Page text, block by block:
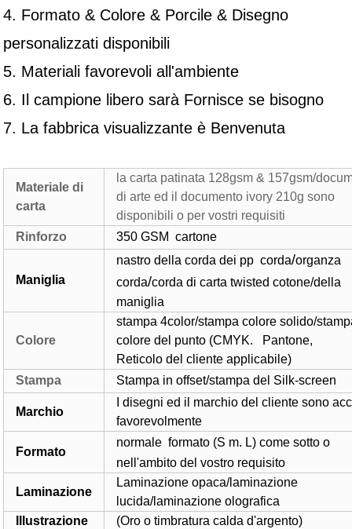
4. Formato & Colore & Porcile & Disegno
personalizzati disponibili
5. Materiali favorevoli all'ambiente
6. Il campione libero sarà Fornisce se bisogno
7. La fabbrica visualizzante è Benvenuta
Materiale di
carta
la carta patinata 128gsm & 157gsm/
di arte ed il documento ivory 210g sono
disponibili o per vostri requisiti
Rinforzo
350 GSM cartone
Maniglia
nastro della corda dei ppcorda/organza
corda/corda di carta twisted cotone/della
maniglia
Colore
stampa 4color/stampa colore solido/
colore del punto (CMYK. Pantone,
Reticolo del cliente applicabile)
Stampa
Stampa in offset/stampa del Silk-screen
Marchio
I disegni ed il marchio del cliente sono
favorevolmente
Formato
normale formato (S m. L) come sotto o
nell'ambito del vostro requisito
Laminazione
Laminazione opaca/laminazione
lucida/laminazione olografica
Illustrazione
(Oro o timbratura calda d'argento)